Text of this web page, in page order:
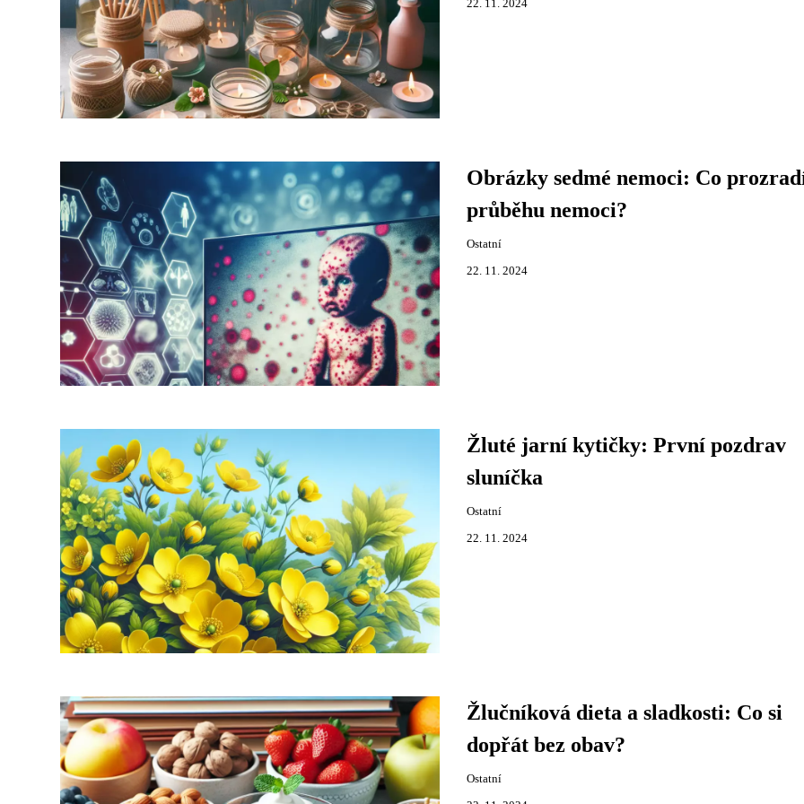
22. 11. 2024
Obrázky sedmé nemoci: Co
průběhu nemoci?
Ostatní
22. 11. 2024
Žluté jarní kytičky: První pozdrav
sluníčka
Ostatní
22. 11. 2024
Žlučníková dieta a sladkosti: Co si
dopřát bez obav?
Ostatní